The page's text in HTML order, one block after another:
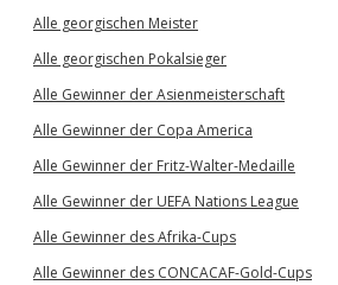
Alle georgischen Meister
Alle georgischen Pokalsieger
Alle Gewinner der Asienmeisterschaft
Alle Gewinner der Copa America
Alle Gewinner der Fritz-Walter-Medaille
Alle Gewinner der UEFA Nations League
Alle Gewinner des Afrika-Cups
Alle Gewinner des CONCACAF-Gold-Cups